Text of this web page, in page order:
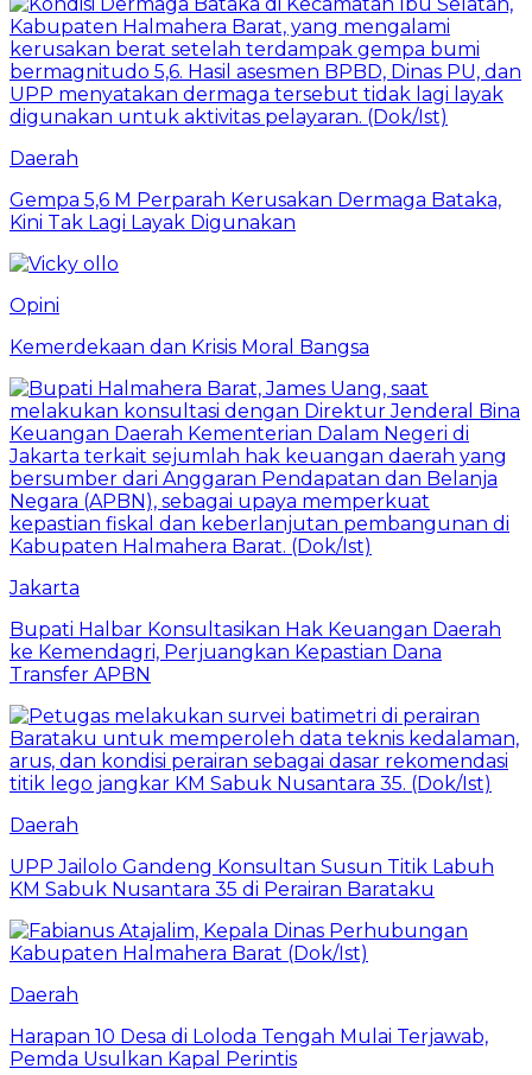
Daerah
Gempa 5,6 M Perparah Kerusakan Dermaga Bataka,
Kini Tak Lagi Layak Digunakan
Opini
Kemerdekaan dan Krisis Moral Bangsa
Jakarta
Bupati Halbar Konsultasikan Hak Keuangan Daerah
ke Kemendagri, Perjuangkan Kepastian Dana
Transfer APBN
Daerah
UPP Jailolo Gandeng Konsultan Susun Titik Labuh
KM Sabuk Nusantara 35 di Perairan Barataku
Daerah
Harapan 10 Desa di Loloda Tengah Mulai Terjawab,
Pemda Usulkan Kapal Perintis